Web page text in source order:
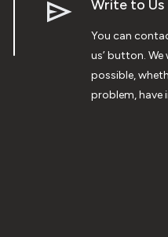
Write to Us
You can
us’ button.
possible,
problem, have